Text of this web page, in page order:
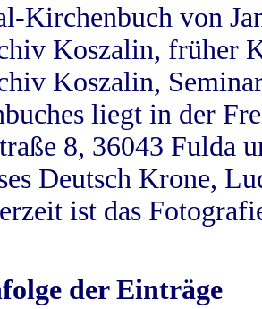
Kirchenbuch von
Koszalin, früher
Koszalin,
liegt in der
8, 36043 Fulda
Deutsch Krone,
ist das
der Einträge